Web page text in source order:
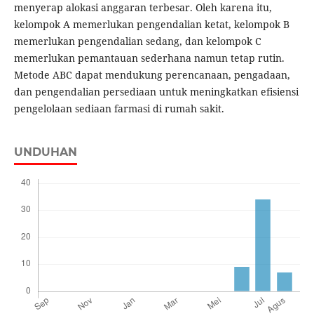
menyerap alokasi anggaran terbesar. Oleh karena itu,
kelompok A memerlukan pengendalian ketat, kelompok B
memerlukan pengendalian sedang, dan kelompok C
memerlukan pemantauan sederhana namun tetap rutin.
Metode ABC dapat mendukung perencanaan, pengadaan,
dan pengendalian persediaan untuk meningkatkan efisiensi
pengelolaan sediaan farmasi di rumah sakit.
UNDUHAN